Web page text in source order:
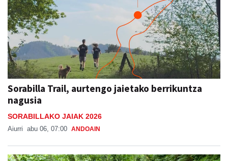
Sorabilla Trail, aurtengo jaietako berrikuntza
nagusia
SORABILLAKO JAIAK 2026
Aiurri abu 06, 07:00 ANDOAIN